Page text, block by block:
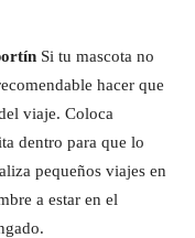
Si tu mascota no
hacer que
viaje. Coloca
dentro para que lo
pequeños viajes en
a estar en el